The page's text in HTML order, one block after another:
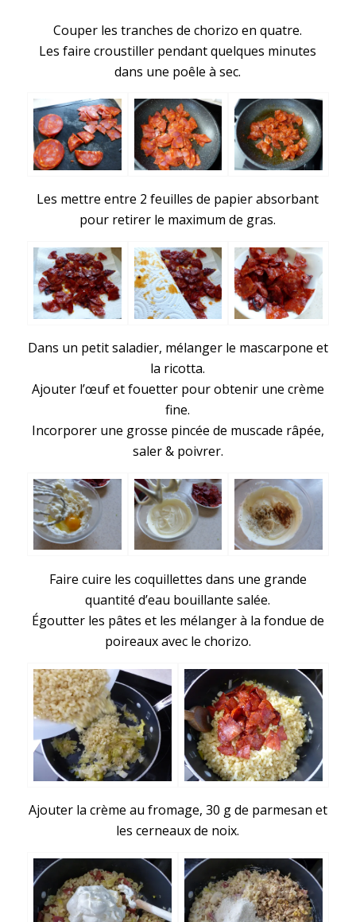
Couper les tranches de chorizo en quatre.
Les faire croustiller pendant quelques minutes
dans une poêle à sec.
Les mettre entre 2 feuilles de papier absorbant
pour retirer le maximum de gras.
Dans un petit saladier, mélanger le mascarpone et
la ricotta.
Ajouter l’œuf et fouetter pour obtenir une crème
fine.
Incorporer une grosse pincée de muscade râpée,
saler & poivrer.
Faire cuire les coquillettes dans une grande
quantité d’eau bouillante salée.
Égoutter les pâtes et les mélanger à la fondue de
poireaux avec le chorizo.
Ajouter la crème au fromage, 30 g de parmesan et
les cerneaux de noix.